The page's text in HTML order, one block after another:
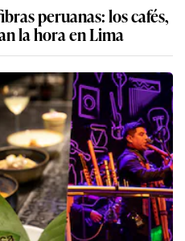
peruanas: los cafés,
la hora en Lima